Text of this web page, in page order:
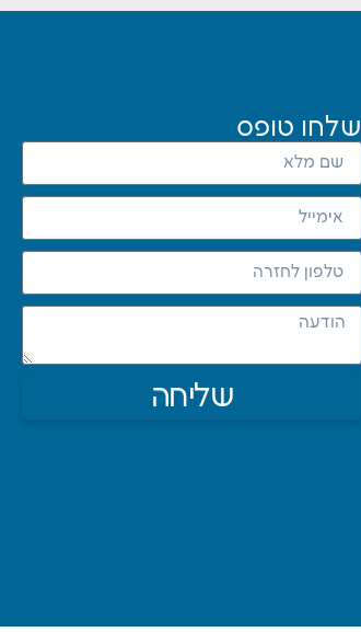
שלחו טופס
שליחה